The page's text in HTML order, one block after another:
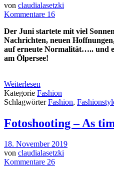
von claudialasetzki
Kommentare 16
Der Juni startete mit viel
Nachrichten, neuen
auf erneute Normalität….. und
am Ölpersee!
Weiterlesen
Kategorie Fashion
SchlagwörterFashion,
Fotoshooting – As
18. November 2019
von claudialasetzki
Kommentare 26